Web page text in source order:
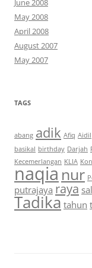
June 2008
May 2008
April 2008
August 2007
May 2007
TAGS
abang adik Afiq Aidil
basikal birthday Darjah
Kecemerlangan KLIA
naqia nur
putrajaya raya
Tadika tahun